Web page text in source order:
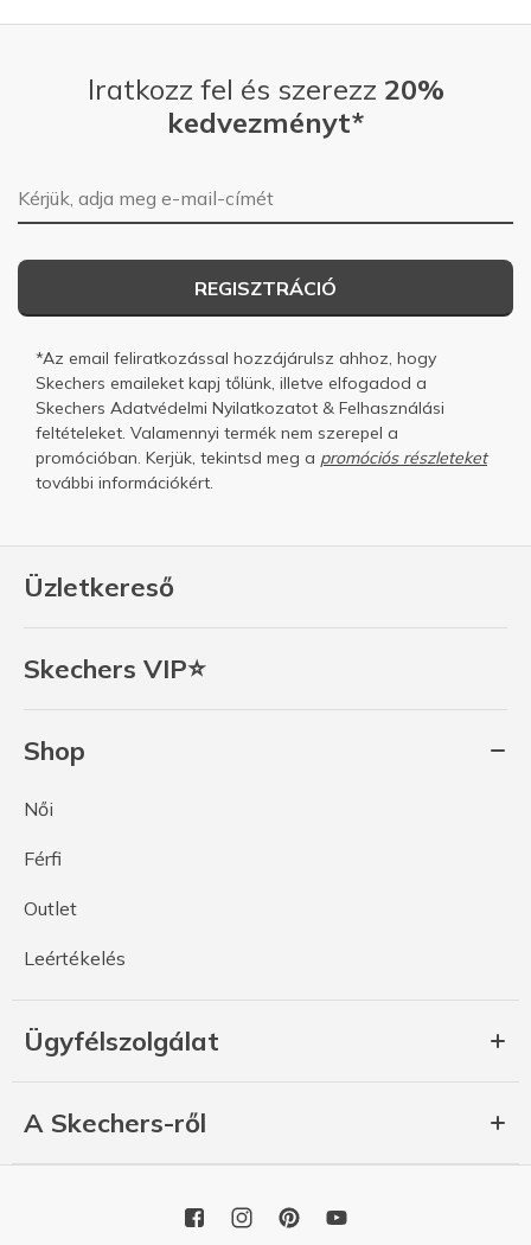
Üzletkereső
Skechers VIP⭐
Shop
Női
Férfi
Outlet
Leértékelés
Ügyfélszolgálat
A Skechers-ről
Iratkozz fel és szerezz 20%
kedvezményt*
E-mail-cím
REGISZTRÁCIÓ
*Az email feliratkozással hozzájárulsz ahhoz, hogy
Skechers emaileket kapj tőlünk, illetve elfogadod a
Skechers Adatvédelmi Nyilatkozatot & Felhasználási
feltételeket. Valamennyi termék nem szerepel a
promócióban. Kerjük, tekintsd meg a promóciós részleteket
további információkért.